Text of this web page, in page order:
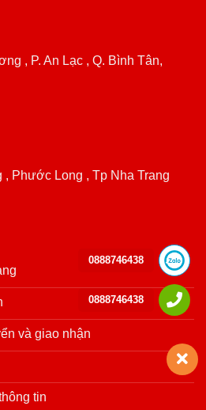
, P. An Lạc , Q. Bình Tân,
, Phước Long , Tp Nha Trang
và giao nhận
tin
0888746438
0888746438